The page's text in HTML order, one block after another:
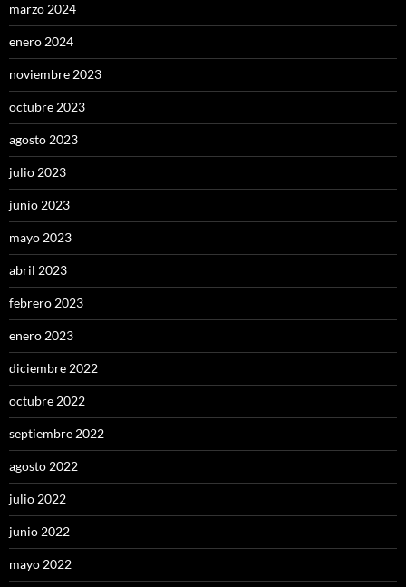
marzo 2024
enero 2024
noviembre 2023
octubre 2023
agosto 2023
julio 2023
junio 2023
mayo 2023
abril 2023
febrero 2023
enero 2023
diciembre 2022
octubre 2022
septiembre 2022
agosto 2022
julio 2022
junio 2022
mayo 2022